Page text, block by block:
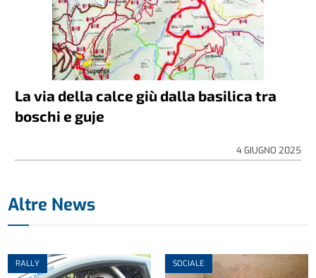
La via della calce giù dalla basilica tra
boschi e guje
4 GIUGNO 2025
Altre News
RALLY SOCIALE